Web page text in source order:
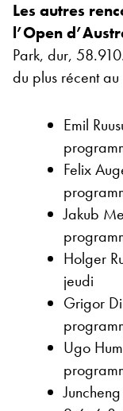
Les autres
l’Open
Park, dur,
du plus récent
Emil
Felix
Jakub
Holger
jeudi
Grigor
Ugo